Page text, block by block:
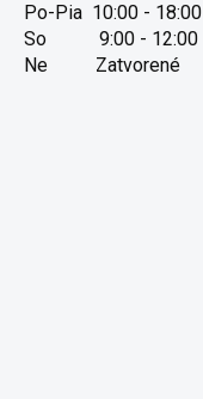
Po-Pia 10:00 - 18:00
So 9:00 - 12:00
Ne Zatvorené